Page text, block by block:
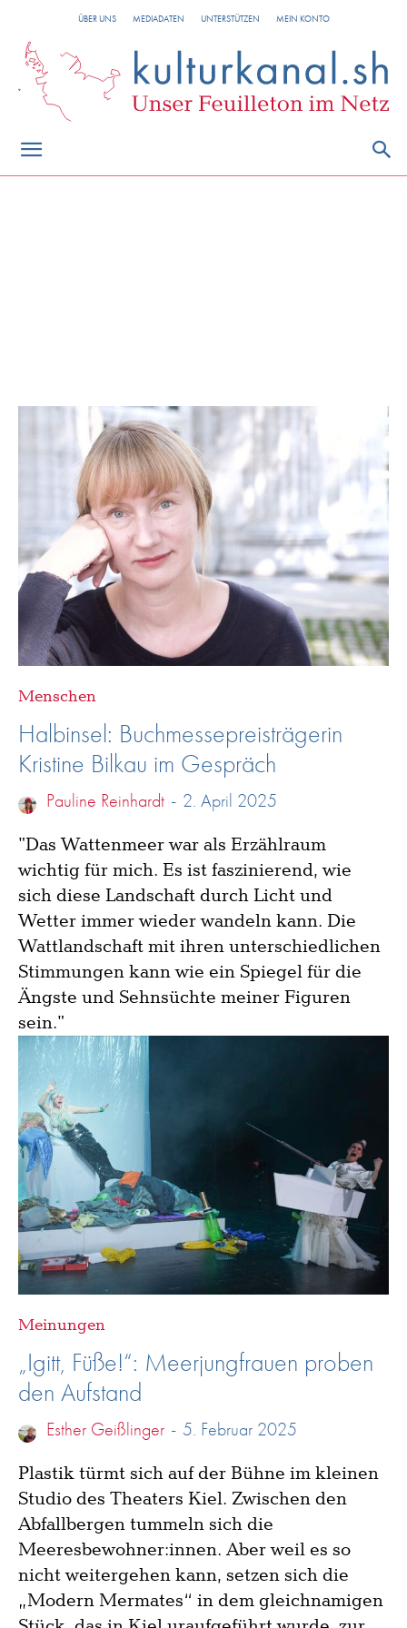
ÜBER UNS MEDIADATEN UNTERSTÜTZEN MEIN KONTO
Menschen
Halbinsel: Buchmessepreisträgerin
Kristine Bilkau im Gespräch
Pauline Reinhardt - 2. April 2025
"Das Wattenmeer war als Erzählraum
wichtig für mich. Es ist faszinierend, wie
sich diese Landschaft durch Licht und
Wetter immer wieder wandeln kann. Die
Wattlandschaft mit ihren unterschiedlichen
Stimmungen kann wie ein Spiegel für die
Ängste und Sehnsüchte meiner Figuren
sein."
Meinungen
„Igitt, Füße!“: Meerjungfrauen proben
den Aufstand
Esther Geißlinger - 5. Februar 2025
Plastik türmt sich auf der Bühne im kleinen
Studio des Theaters Kiel. Zwischen den
Abfallbergen tummeln sich die
Meeresbewohner:innen. Aber weil es so
nicht weitergehen kann, setzen sich die
„Modern Mermates“ in dem gleichnamigen